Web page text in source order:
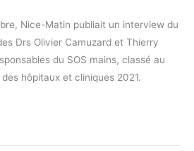
Nice-Matin publiait un interview du
Drs Olivier Camuzard et Thierry
du SOS mains, classé au
hôpitaux et cliniques 2021.